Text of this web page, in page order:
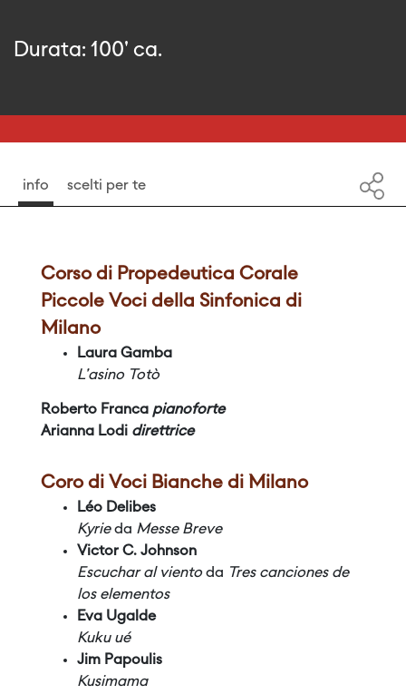
Durata: 100' ca.
info scelti per te
Corso di Propedeutica Corale
Piccole Voci della Sinfonica di
Milano
Laura Gamba
L'asino Totò
Roberto Franca pianoforte
Arianna Lodi direttrice
Coro di Voci Bianche di Milano
Léo Delibes
Kyrieda Messe Breve
Victor C. Johnson
Escuchar al viento da Tres canciones de
los elementos
Eva Ugalde
Kuku ué
Jim Papoulis
Kusimama